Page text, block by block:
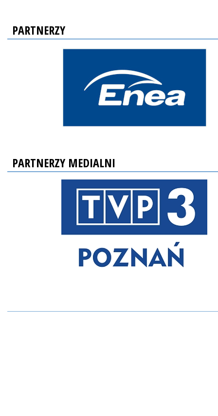
PARTNERZY
PARTNERZY MEDIALNI